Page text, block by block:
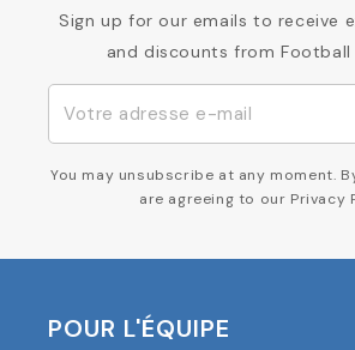
Sign up for our emails to receive
and discounts from Football
You may unsubscribe at any moment.
are agreeing to our Privacy
POUR L'ÉQUIPE